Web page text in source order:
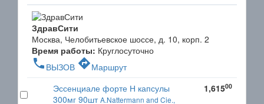
ЗдравСити
Москва, Челобитьевское шоссе, д. 10, корп. 2
Время работы: Круглосуточно
phone ВЫЗОВ directionsМаршрут
Эссенциале форте Н капсулы
300мг 90штA.Nattermann and Cie.,
1,61500